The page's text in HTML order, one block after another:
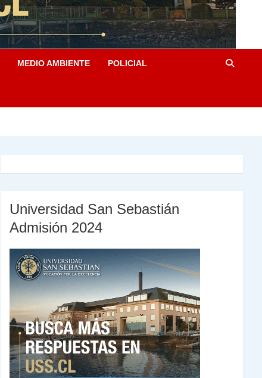
MEDIO AMBIENTE POLICIAL
Universidad San Sebastián
Admisión 2024